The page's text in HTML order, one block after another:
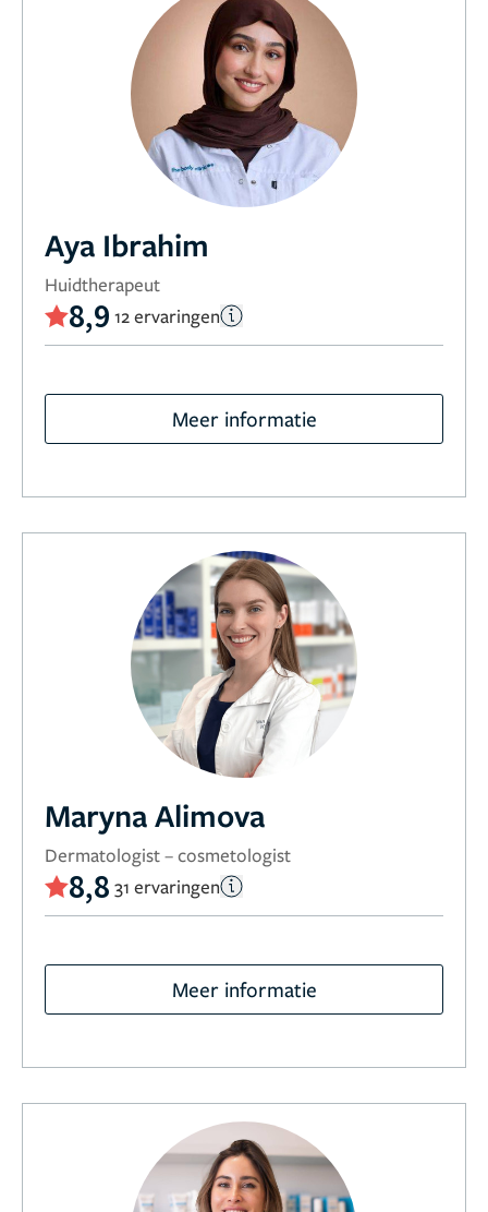
Aya Ibrahim
Huidtherapeut
8,9 12 ervaringen
Meer informatie
Maryna Alimova
Dermatologist – cosmetologist
8,8 31 ervaringen
Meer informatie